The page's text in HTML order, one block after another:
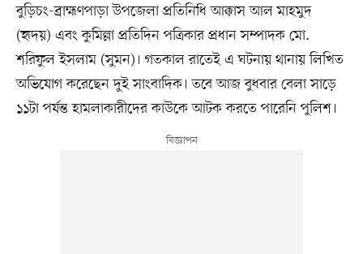
বুড়িচং-ব্রাহ্মণপাড়া উপজেলা প্রতিনিধি আক্কাস আল মাহমুদ
(হৃদয়) এবং কুমিল্লা প্রতিদিন পত্রিকার প্রধান সম্পাদক মো.
শরিফুল ইসলাম (সুমন)। গতকাল রাতেই এ ঘটনায় থানায় লিখিত
অভিযোগ করেছেন দুই সাংবাদিক। তবে আজ বুধবার বেলা সাড়ে
১১টা পর্যন্ত হামলাকারীদের কাউকে আটক করতে পারেনি পুলিশ।